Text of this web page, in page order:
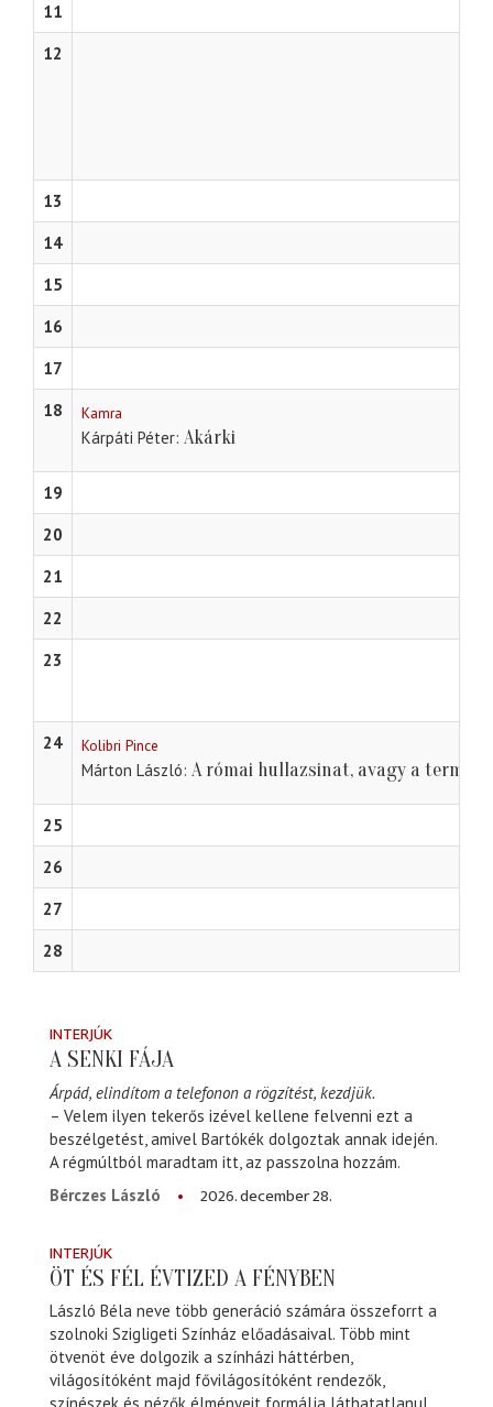
11
12
13
14
15
16
17
18
Kamra
Kárpáti Péter Akárki
19
20
21
22
23
24 Kolibri Pince
Márton László A római hullazsinat, avagy a
25
26
27
28
INTERJÚK
A SENKI FÁJA
Árpád, elindítom a telefonon a rögzítést, kezdjük.
– Velem ilyen tekerős izével kellene felvenni ezt a
beszélgetést, amivel Bartókék dolgoztak annak idején.
A régmúltból maradtam itt, az passzolna hozzám.
Bérczes László
2026. december 28.
INTERJÚK
ÖT ÉS FÉL ÉVTIZED A FÉNYBEN
László Béla neve több generáció számára összeforrt a
szolnoki Szigligeti Színház előadásaival. Több mint
ötvenöt éve dolgozik a színházi háttérben,
világosítóként majd fővilágosítóként rendezők,